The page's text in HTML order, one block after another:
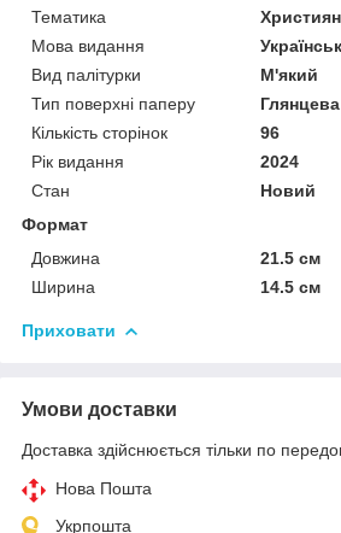
Тематика
Мова видання
Вид палітурки
М'який
Тип поверхні паперу
Глянцева
Кількість сторінок
96
Рік видання
2024
Стан
Новий
Формат
Довжина
21.5 см
Ширина
14.5 см
Приховати
Умови доставки
Доставка здійснюється тільки по
Нова Пошта
Укрпошта